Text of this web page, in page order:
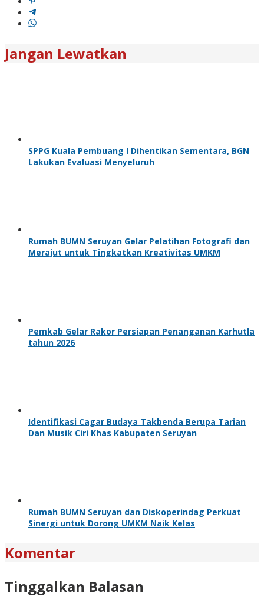
Jangan Lewatkan
SPPG Kuala Pembuang I Dihentikan Sementara, BGN
Lakukan Evaluasi Menyeluruh
Rumah BUMN Seruyan Gelar Pelatihan Fotografi dan
Merajut untuk Tingkatkan Kreativitas UMKM
Pemkab Gelar Rakor Persiapan Penanganan Karhutla
tahun 2026
Identifikasi Cagar Budaya Takbenda Berupa Tarian
Dan Musik Ciri Khas Kabupaten Seruyan
Rumah BUMN Seruyan dan Diskoperindag Perkuat
Sinergi untuk Dorong UMKM Naik Kelas
Komentar
Tinggalkan Balasan